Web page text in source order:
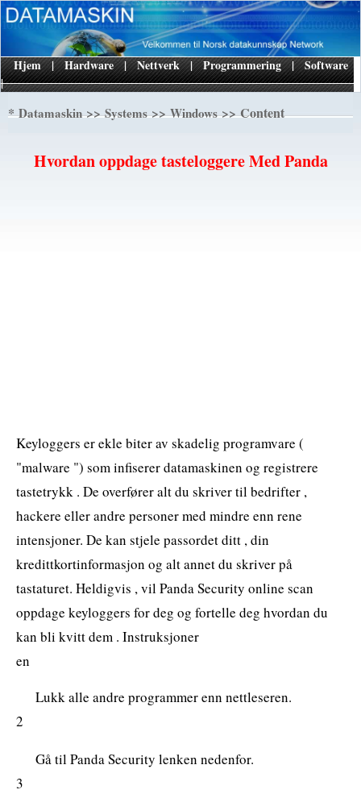
|
Hjem | Hardware | Nettverk | Programmering | Software
*Datamaskin>>Systems>>Windows>> Content
Hvordan oppdage tasteloggere Med Panda
Keyloggers er ekle biter av skadelig programvare (
"malware ") som infiserer datamaskinen og registrere
tastetrykk . De overfører alt du skriver til bedrifter ,
hackere eller andre personer med mindre enn rene
intensjoner. De kan stjele passordet ditt , din
kredittkortinformasjon og alt annet du skriver på
tastaturet. Heldigvis , vil Panda Security online scan
oppdage keyloggers for deg og fortelle deg hvordan du
kan bli kvitt dem . Instruksjoner
en
Lukk alle andre programmer enn nettleseren.
2
Gå til Panda Security lenken nedenfor.
3